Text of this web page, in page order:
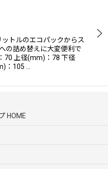
トルのエコパックからス
の詰め替えに大変便利で
70 上径(mm)：78 下径
：105 …
HOME